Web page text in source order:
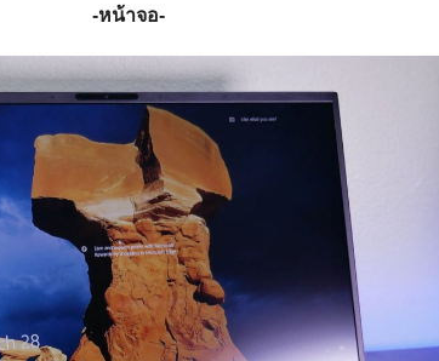
-หน้าจอ-